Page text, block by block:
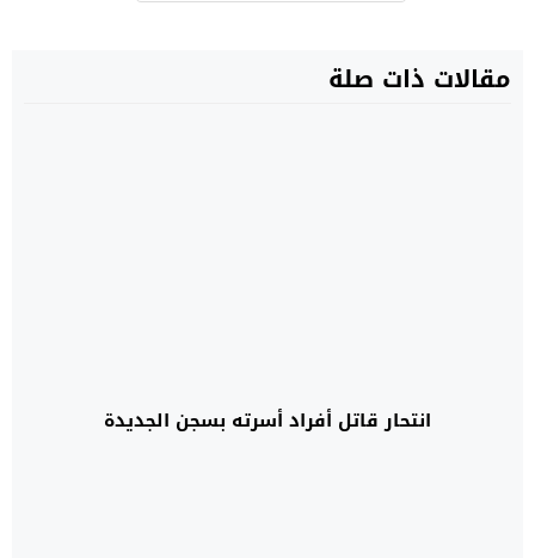
مقالات ذات صلة
انتحار قاتل أفراد أسرته بسجن الجديدة